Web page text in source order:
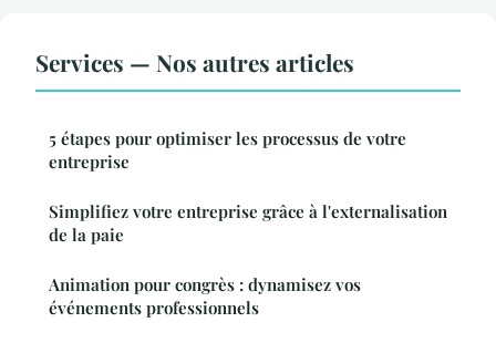
Services — Nos autres articles
5 étapes pour optimiser les processus de votre
entreprise
Simplifiez votre entreprise grâce à l'externalisation
de la paie
Animation pour congrès : dynamisez vos
événements professionnels